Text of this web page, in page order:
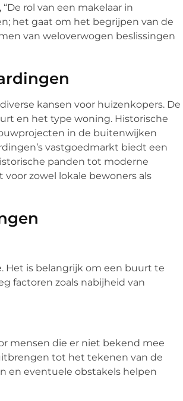
rol van een makelaar in
het gaat om het begrijpen van de
van weloverwogen beslissingen
kansen voor huizenkopers. De
en het type woning. Historische
in de buitenwijken
vastgoedmarkt biedt een
panden tot moderne
zowel lokale bewoners als
Het is belangrijk om een buurt te
factoren zoals nabijheid van
mensen die er niet bekend mee
tot het tekenen van de
en eventuele obstakels helpen